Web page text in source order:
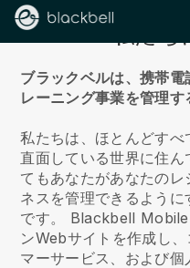
ブラックベルは、携帯
レーニング事業を管理
私たちは、ほとんどすべ
直面している世界に住ん
てもあなたがあなたの
ネスを管理できるよう
です。
Blackbell
ンWebサイトを作成し
マーサービス、および